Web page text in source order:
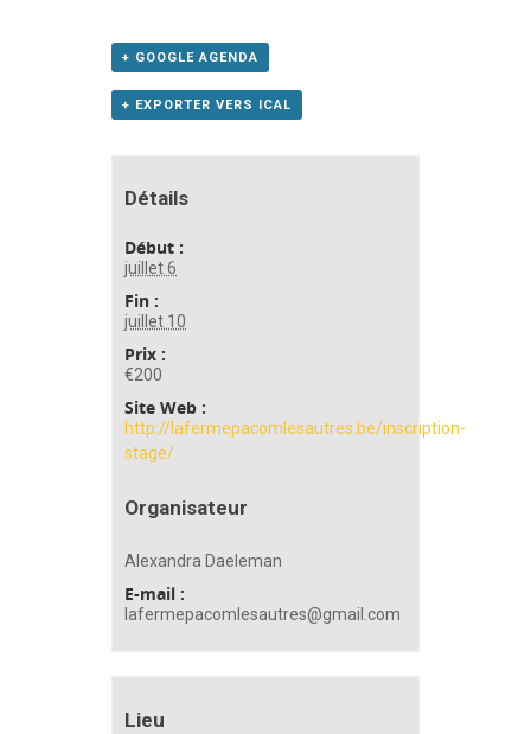
+ GOOGLE AGENDA
+ EXPORTER VERS ICAL
Détails
Début :
juillet 6
Fin :
juillet 10
Prix :
€200
Site Web :
http://lafermepacomlesautres.be/inscription-
stage/
Organisateur
Alexandra Daeleman
E-mail :
lafermepacomlesautres@gmail.com
Lieu